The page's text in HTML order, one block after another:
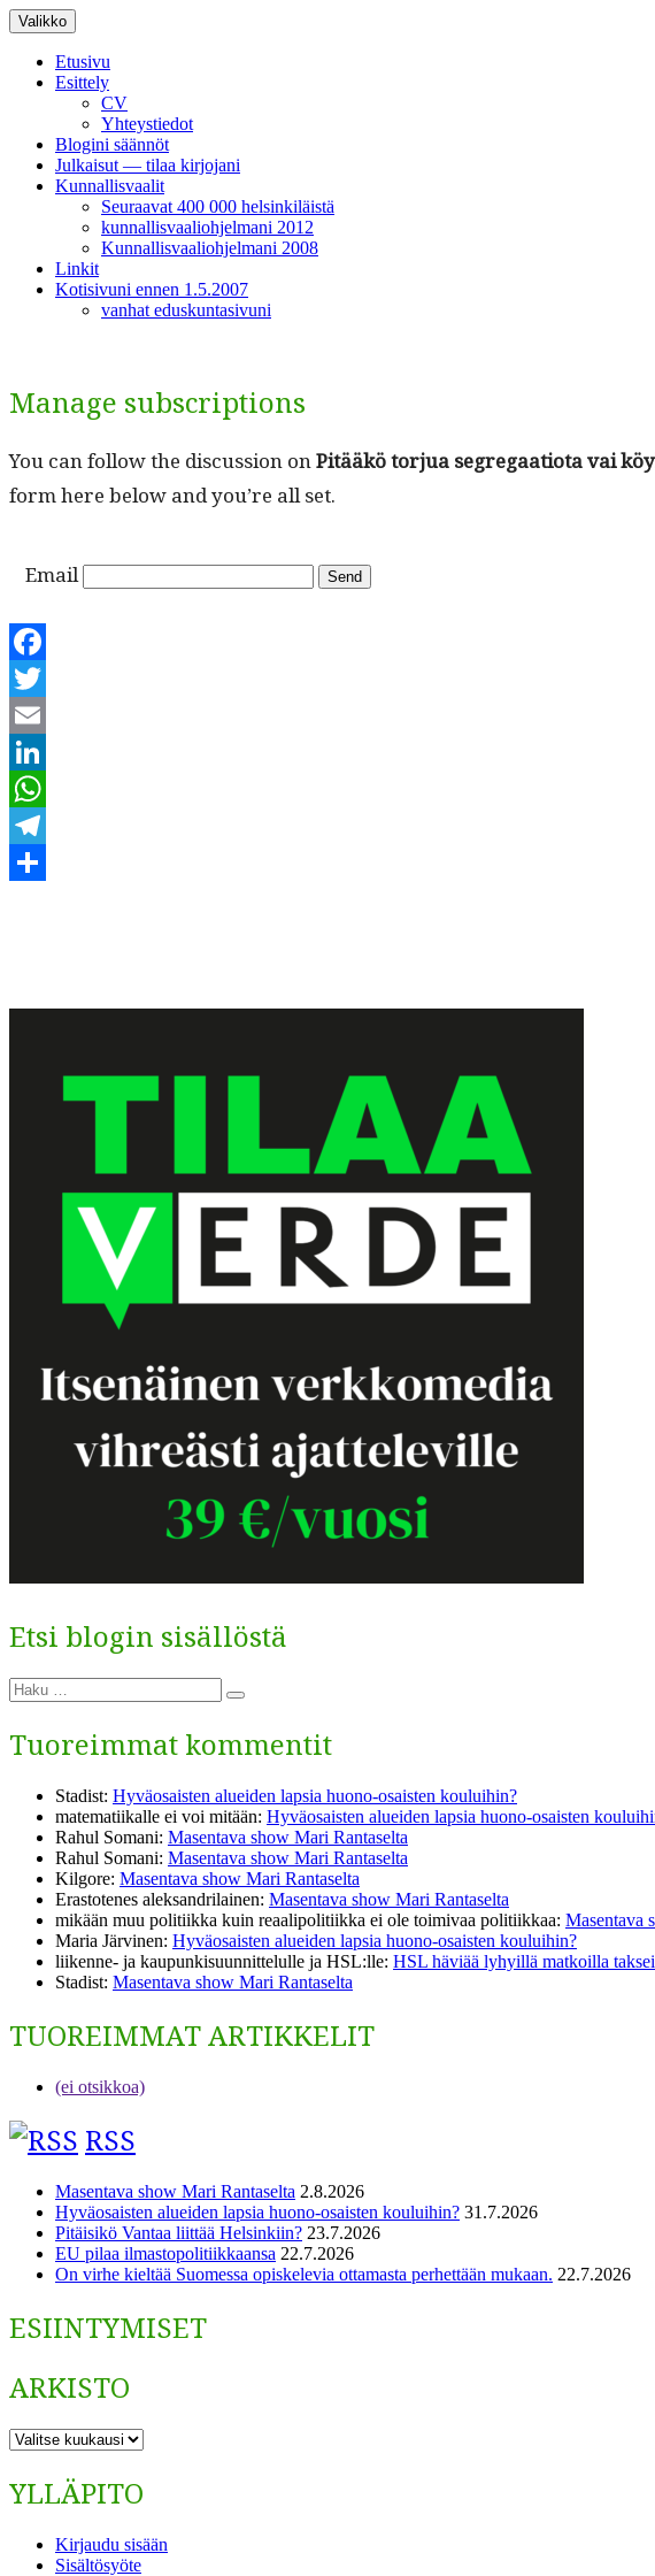
Siirry
sisältöön
Valikko
Etusivu
Esittely
CV
Yhteystiedot
Blogini säännöt
Julkaisut — tilaa kirjojani
Kunnallisvaalit
Seuraavat 400 000 helsinkiläistä
kunnallisvaaliohjelmani 2012
Kunnallisvaaliohjelmani 2008
Linkit
Kotisivuni ennen 1.5.2007
vanhat eduskuntasivuni
Manage subscriptions
You can fol­low the dis­cus­sion onPitääkö tor­jua seg­re­gaa­tio­ta vai
form here below and you’re all set.
Email
Facebook
Twitter
Email
LinkedIn
WhatsApp
Telegram
Etsi blogin sisällöstä
Etsi:
Haku
Tuoreimmat kommentit
Stadist: Hyväosaisten alueiden lapsia huono-osaisten kouluihin?
matematiikalle ei voi mitään: Hyväosaisten alueiden lapsia huono-osaisten
Rahul Somani: Masentava show Mari Rantaselta
Rahul Somani: Masentava show Mari Rantaselta
Kilgore: Masentava show Mari Rantaselta
Erastotenes aleksandrilainen: Masentava show Mari Rantaselta
mikään muu politiikka kuin reaalipolitiikka ei ole toimivaa politiikkaa: Masentava
Maria Järvinen: Hyväosaisten alueiden lapsia huono-osaisten kouluihin?
liikenne- ja kaupunkisuunnittelulle ja HSL:lle: HSL häviää lyhyillä matkoilla
Stadist: Masentava show Mari Rantaselta
TUOREIMMAT ARTIKKELIT
(ei otsikkoa)
RSS
Masentava show Mari Rantaselta 2.8.2026
Hyväosaisten alueiden lapsia huono-osaisten kouluihin? 31.7.2026
Pitäisikö Vantaa liittää Helsinkiin? 23.7.2026
EU pilaa ilmastopolitiikkaansa 22.7.2026
On virhe kieltää Suomessa opiskelevia ottamasta perhettään mukaan. 22.7.2026
ESIINTYMISET
ARKISTO
ARKISTO
YLLÄPITO
Kirjaudu sisään
Sisältösyöte